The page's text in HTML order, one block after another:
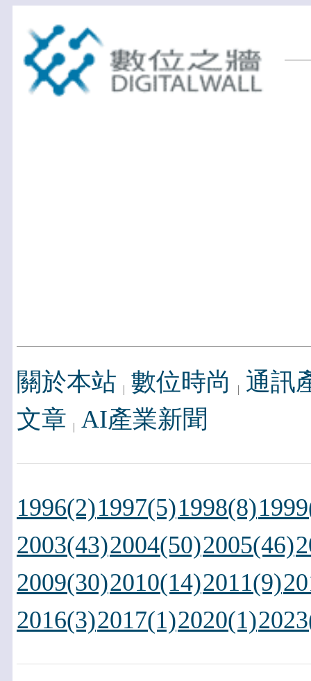
關於本站 數位時尚
通訊
文章 AI產業新聞
1996(2)1997(5)1998(8)
2003(43)2004(50)2005(46)
2009(30)2010(14)2011(9)
2016(3)2017(1)2020(1)